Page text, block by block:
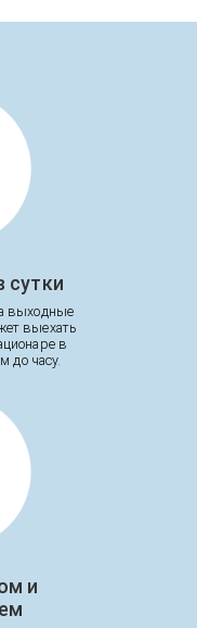
сутки
выходные
выехать
в
до часу.
и